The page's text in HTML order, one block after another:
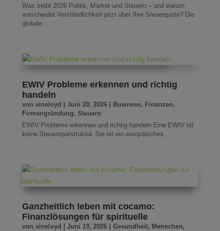
Was treibt 2026 Politik, Märkte und Steuern – und warum
entscheidet Verständlichkeit jetzt über Ihre Steuerquote? Die
globale...
EWIV Probleme erkennen und richtig
handeln
von xineloyd Juni 20, 2026| Business, Finanzen,
Firmengründung, Steuern
EWIV Probleme erkennen und richtig handeln Eine EWIV ist
keine Steuersparstruktur. Sie ist ein europäisches...
Ganzheitlich leben mit cocamo:
Finanzlösungen für spirituelle
von xineloyd Juni 19, 2026| Gesundheit, Menschen,